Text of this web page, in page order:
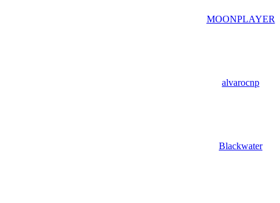
MOONPLAYER
alvarocnp
Blackwater